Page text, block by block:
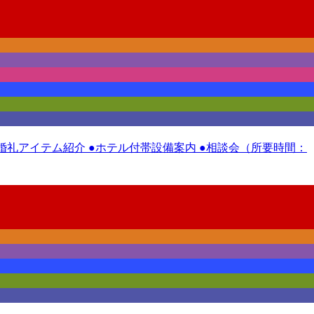
アイテム紹介 ●ホテル付帯設備案内 ●相談会（所要時間：